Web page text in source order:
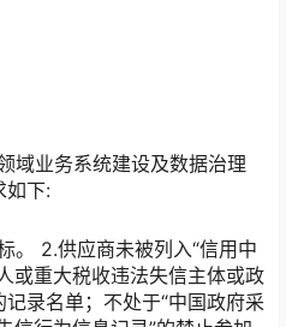
域业务系统建设及数据治理
如下:
。 2.供应商未被列入“信用中
或重大税收违法失信主体或政
录名单；不处于“中国政府采